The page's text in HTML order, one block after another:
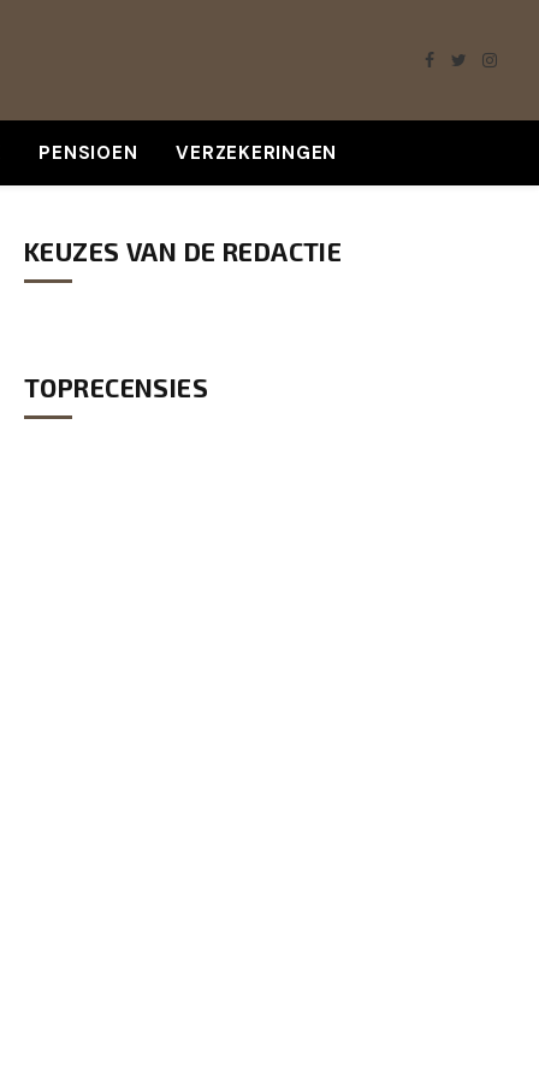
Facebook
Twitter
PENSIOEN VERZEKERINGEN
KEUZES VAN DE REDACTIE
TOPRECENSIES